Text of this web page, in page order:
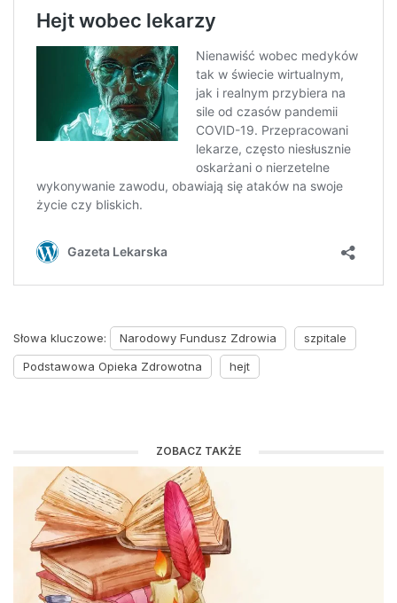
Słowa kluczowe: Narodowy Fundusz Zdrowia
szpitale
Podstawowa Opieka Zdrowotna
hejt
ZOBACZ TAKŻE